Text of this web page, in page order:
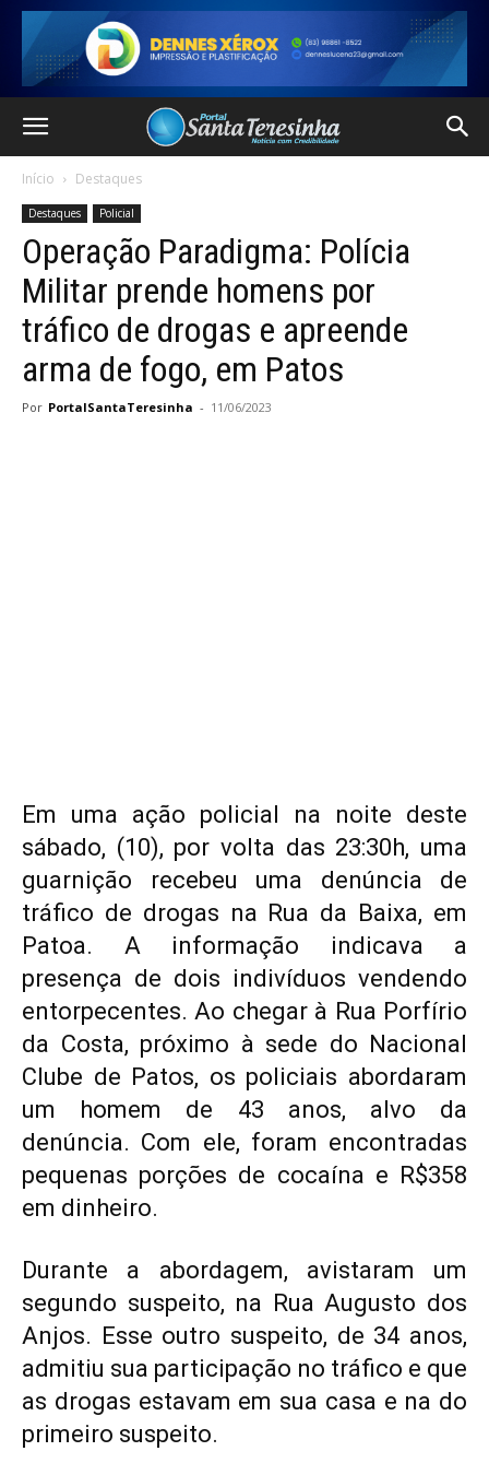
Início Destaques
Destaques Policial
Operação Paradigma: Polícia
Militar prende homens por
tráfico de drogas e apreende
arma de fogo, em Patos
Por PortalSantaTeresinha - 11/06/2023
Em uma ação policial na noite deste
sábado, (10), por volta das 23:30h, uma
guarnição recebeu uma denúncia de
tráfico de drogas na Rua da Baixa, em
Patoa. A informação indicava a
presença de dois indivíduos vendendo
entorpecentes. Ao chegar à Rua Porfírio
da Costa, próximo à sede do Nacional
Clube de Patos, os policiais abordaram
um homem de 43 anos, alvo da
denúncia. Com ele, foram encontradas
pequenas porções de cocaína e R$358
em dinheiro.
Durante a abordagem, avistaram um
segundo suspeito, na Rua Augusto dos
Anjos. Esse outro suspeito, de 34 anos,
admitiu sua participação no tráfico e que
as drogas estavam em sua casa e na do
primeiro suspeito.